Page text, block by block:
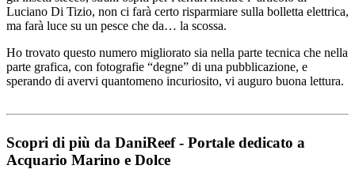
Luciano Di Tizio, non ci farà certo risparmiare sulla bolletta elettrica,
ma farà luce su un pesce che da… la scossa.
Ho trovato questo numero migliorato sia nella parte tecnica che nella
parte grafica, con fotografie “degne” di una pubblicazione, e
sperando di avervi quantomeno incuriosito, vi auguro buona lettura.
Scopri di più da DaniReef - Portale dedicato a
Acquario Marino e Dolce